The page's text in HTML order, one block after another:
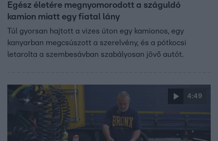
Egész életére megnyomorodott a száguldó
kamion miatt egy fiatal lány
Túl gyorsan hajtott a vizes úton egy kamionos, egy
kanyarban megcsúszott a szerelvény, és a pótkocsi
letarolta a szembesávban szabályosan jövő autót.
4:49